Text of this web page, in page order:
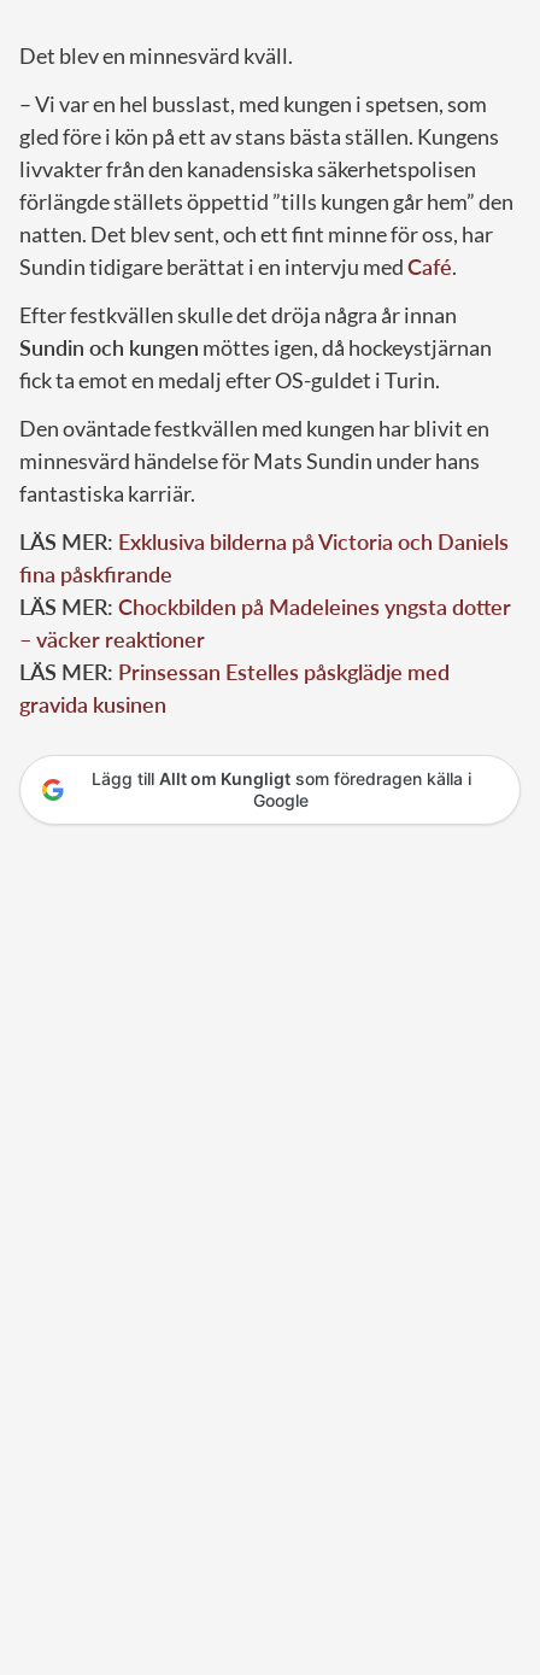
Det blev en minnesvärd kväll.
– Vi var en hel busslast, med kungen i spetsen, som
gled före i kön på ett av stans bästa ställen. Kungens
livvakter från den kanadensiska säkerhetspolisen
förlängde ställets öppettid ”tills kungen går hem” den
natten. Det blev sent, och ett fint minne för oss, har
Sundin tidigare berättat i en intervju medCafé.
Efter festkvällen skulle det dröja några år innan
Sundin och kungen möttes igen, då hockeystjärnan
fick ta emot en medalj efter OS-guldet i Turin.
Den oväntade festkvällen med kungen har blivit en
minnesvärd händelse för Mats Sundin under hans
fantastiska karriär.
LÄS MER: Exklusiva bilderna på Victoria och Daniels
fina påskfirande
LÄS MER: Chockbilden på Madeleines yngsta dotter
– väcker reaktioner
LÄS MER: Prinsessan Estelles påskglädje med
gravida kusinen
Lägg till Allt om Kungligtsom föredragen källa i
Google